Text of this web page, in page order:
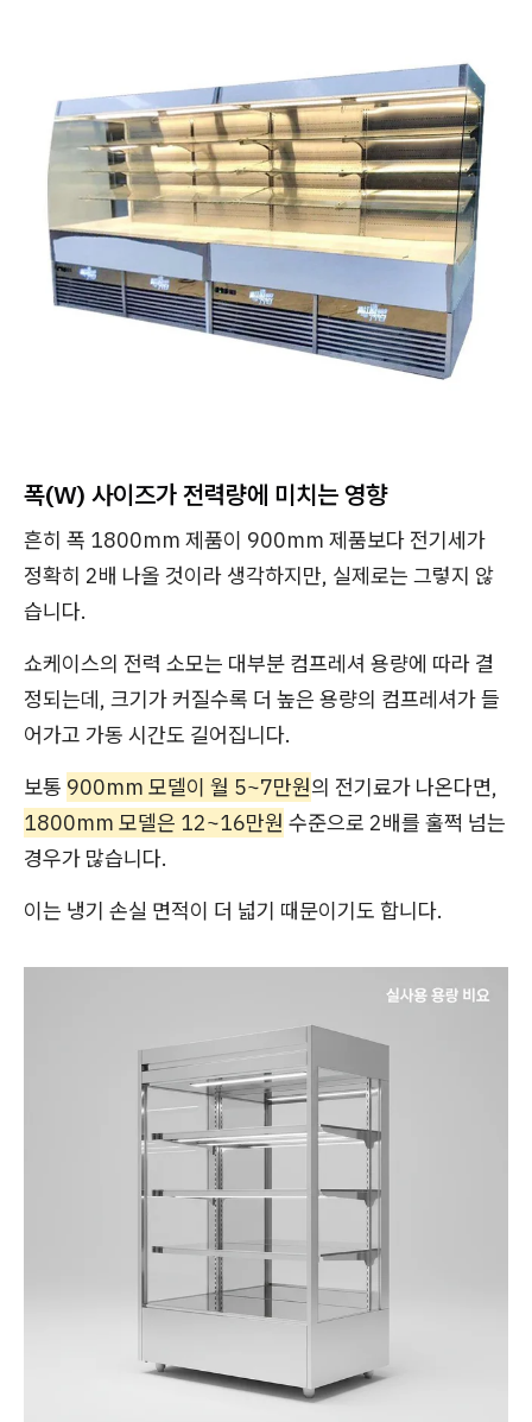
폭(W) 사이즈가 전력량에 미치는 영향
흔히 폭 1800mm 제품이 900mm 제품보다 전기세가
정확히 2배 나올 것이라 생각하지만, 실제로는 그렇지 않
습니다.
쇼케이스의 전력 소모는 대부분 컴프레셔 용량에 따라 결
정되는데, 크기가 커질수록 더 높은 용량의 컴프레셔가 들
어가고 가동 시간도 길어집니다.
보통 900mm 모델이 월 5~7만원의 전기료가 나온다면,
1800mm 모델은 12~16만원 수준으로 2배를 훌쩍 넘는
경우가 많습니다.
이는 냉기 손실 면적이 더 넓기 때문이기도 합니다.